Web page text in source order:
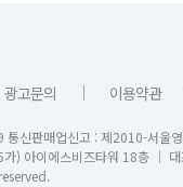
광고문의 ｜ 이용약관
신판매업신고 : 제2010-서울
가) 아이에스비즈타워 18층 │